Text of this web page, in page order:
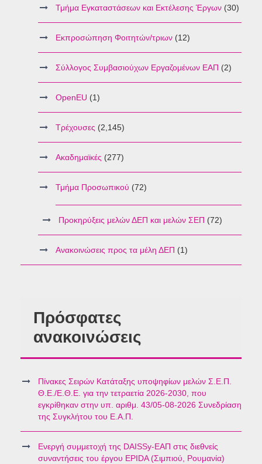
Τμήμα Εγκαταστάσεων και Εκτέλεσης Έργων (30)
Εκπροσώπηση Φοιτητών/τριων (12)
Σύλλογος Συμβασιούχων Εργαζομένων ΕΑΠ (2)
OpenEU (1)
Τρέχουσες (2,145)
Ακαδημαϊκές (277)
Τμήμα Προσωπικού (72)
Προκηρύξεις μελών ΔΕΠ και μελών ΣΕΠ (72)
Ανακοινώσεις προς τα μέλη ΔΕΠ (1)
Πρόσφατες
ανακοινώσεις
Πίνακες Σειρών Κατάταξης υποψηφίων μελών Σ.Ε.Π.
Θ.Ε./Ε.Θ.Ε. για την τετραετία 2026-2030, που
εγκρίθηκαν στην υπ. αριθμ. 43/05-08-2026 Συνεδρίαση
της Συγκλήτου του Ε.Α.Π.
Ενεργή συμμετοχή της DAISSy-ΕΑΠ στις διεθνείς
συναντήσεις του έργου EPIDA (Σιμπιού, Ρουμανία)